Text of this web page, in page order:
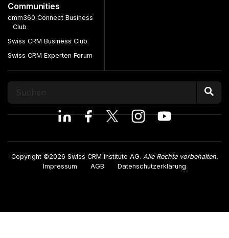
Communities
cmm360 Connect Business
Club
Swiss CRM Business Club
Swiss CRM Experten Forum
Copyright ©2026 Swiss CRM Institute AG. Alle Rechte vorbehalten.
Impressum
AGB Datenschutzerklärung